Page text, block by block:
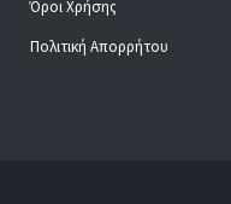
Όροι Χρήσης
Πολιτική Απορρήτου